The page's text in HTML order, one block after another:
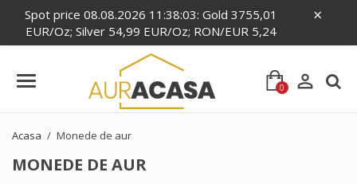
×
Spot price 08.08.2026 11:38:03: Gold 3755,01
EUR/Oz; Silver 54,99 EUR/Oz; RON/EUR 5,24
0 
Acasa Monede de aur
MONEDE DE AUR